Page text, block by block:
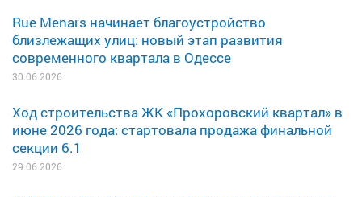
Rue Menars начинает благоустройство
близлежащих улиц: новый этап развития
современного квартала в Одессе
30.06.2026
Ход строительства ЖК «Прохоровский квартал» в
июне 2026 года: стартовала продажа финальной
секции 6.1
29.06.2026